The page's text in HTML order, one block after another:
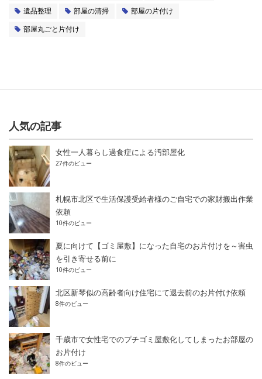
遺品整理
部屋の清掃
部屋の片付け
部屋丸ごと片付け
人気の記事
女性一人暮らし過食症による汚部屋化
27件のビュー
札幌市北区で生活保護受給者様のご自宅での家財搬出作業
依頼
10件のビュー
夏に向けて【ゴミ屋敷】になった自宅のお片付けを～害虫
を引き寄せる前に
10件のビュー
北区新琴似の高齢者向け住宅にて退去前のお片付け依頼
8件のビュー
千歳市で女性宅でのプチゴミ屋敷化してしまったお部屋の
お片付け
8件のビュー